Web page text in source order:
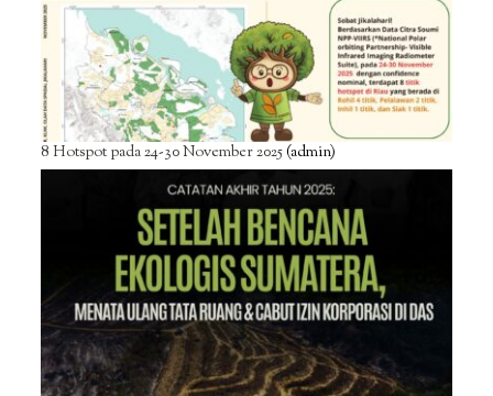
8 Hotspot pada 24-30 November 2025(admin)